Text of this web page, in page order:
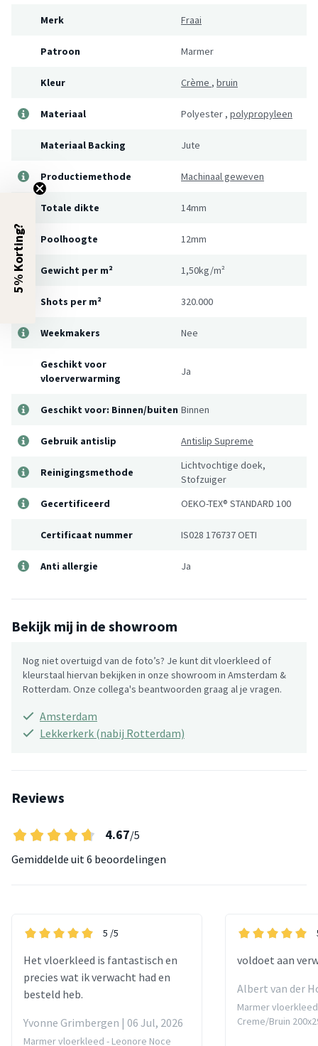
Merk Fraai
Patroon Marmer
Kleur Crème , bruin
Materiaal Polyester , polypropyleen
Materiaal Backing Jute
Productiemethode Machinaal geweven
Totale dikte 14mm
Poolhoogte 12mm
Gewicht per m² 1,50kg/m²
Shots per m² 320.000
Weekmakers Nee
Geschikt voor
vloerverwarming
Ja
Geschikt voor: Binnen/buiten Binnen
Gebruik antislip Antislip Supreme
Reinigingsmethode
Lichtvochtige doek,
Stofzuiger
Gecertificeerd
OEKO-TEX® STANDARD 100
Certificaat nummer IS028 176737 OETI
Anti allergie Ja
Bekijk mij in de showroom
Nog niet overtuigd van de foto’s? Je kunt dit vloerkleed of
kleurstaal hiervan bekijken in onze showroom in Amsterdam &
Rotterdam. Onze collega's beantwoorden graag al je vragen.
Amsterdam
Lekkerkerk (nabij Rotterdam)
Reviews
4.67/5
Gemiddelde uit 6 beoordelingen
5 /5
Het vloerkleed is fantastisch en
precies wat ik verwacht had en
besteld heb.
Yvonne Grimbergen | 06 Jul, 2026
Marmer vloerkleed - Leonore Noce
voldoet aan
Albert van der
Marmer
Creme/Bruin
5% Korting?